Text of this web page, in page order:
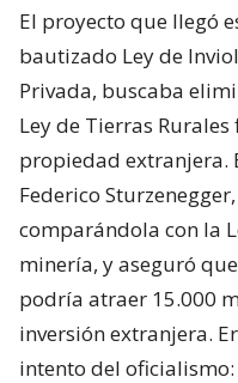
El proyecto que llegó
bautizado Ley de
Privada, buscaba
Ley de Tierras
propiedad extranjera.
Federico
comparándola con la
minería, y aseguró
podría atraer 15.000
inversión extranjera.
intento del